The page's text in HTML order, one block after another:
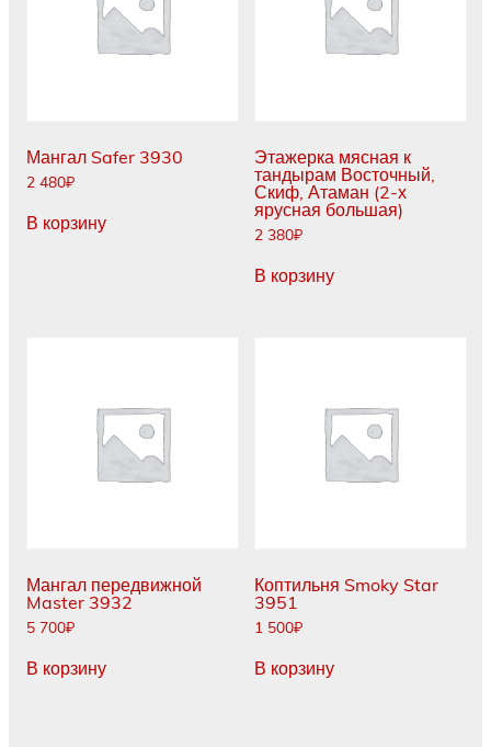
Мангал Safer 3930
2 480₽
В корзину
Этажерка мясная к
тандырам Восточный,
Скиф, Атаман (2-х
ярусная большая)
2 380₽
В корзину
Мангал передвижной
Master 3932
5 700₽
В корзину
Коптильня Smoky Star
3951
1 500₽
В корзину